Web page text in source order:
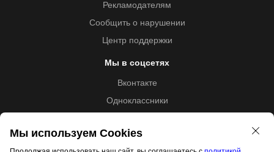
Рекламодателям
Сообщить о нарушении
Центр поддержки
Мы в соцсетях
Вконтакте
Одноклассники
Мы используем Cookies